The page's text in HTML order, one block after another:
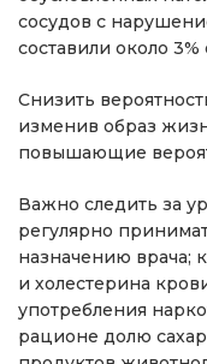
сосудов с
составили около
Снизить
изменив образ
повышающие
Важно следить за
регулярно
назначению врача;
и холестерина
употребления
рационе долю